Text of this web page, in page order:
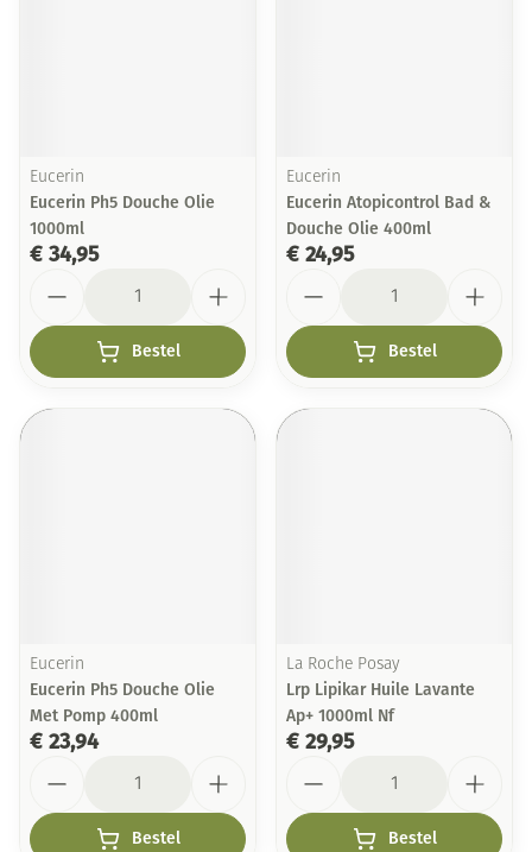
Eucerin
Eucerin Ph5 Douche Olie
1000ml
€ 34,95
Bestel
Eucerin
Eucerin Atopicontrol Bad &
Douche Olie 400ml
€ 24,95
Bestel
Eucerin
Eucerin Ph5 Douche Olie
Met Pomp 400ml
€ 23,94
Bestel
La Roche Posay
Lrp Lipikar Huile Lavante
Ap+ 1000ml Nf
€ 29,95
Bestel